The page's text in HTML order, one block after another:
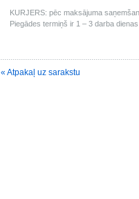
KURJERS: pēc maksājuma
Piegādes termiņš ir 1 – 3 darba
« Atpakaļ uz sarakstu